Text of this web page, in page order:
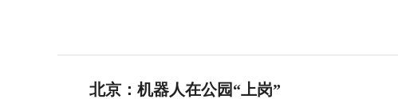
北京：机器人在公园“上岗”